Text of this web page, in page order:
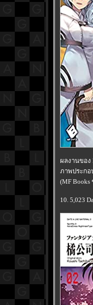
ผลงานของ
ภาพประกอ
(MF Books
10. 5,023